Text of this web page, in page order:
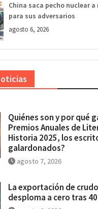
China saca pecho nuclear
para sus adversarios
agosto 6, 2026
Quiénes son y por qué
Premios Anuales de
Historia 2025, los
galardonados?
agosto 7, 2026
La exportación de crudo
desploma a cero tras